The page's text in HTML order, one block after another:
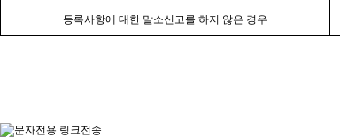
등록사항에 대한 말소신고를 하지 않은 경우